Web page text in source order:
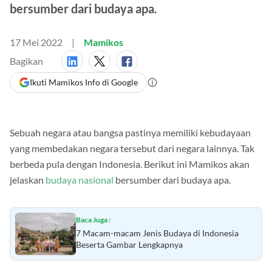
bersumber dari budaya apa.
17 Mei 2022
Mamikos
Bagikan
Ikuti Mamikos Info di Google
Sebuah negara atau bangsa pastinya memiliki kebudayaan
yang membedakan negara tersebut dari negara lainnya. Tak
berbeda pula dengan Indonesia. Berikut ini Mamikos akan
jelaskan budaya nasional bersumber dari budaya apa.
Baca Juga :
7 Macam-macam Jenis Budaya di Indonesia
Beserta Gambar Lengkapnya